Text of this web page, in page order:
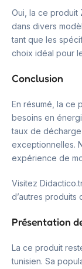
Oui, la ce produit
dans divers
tant que les
choix idéal pour
Conclusion
En résumé, la ce
besoins en
taux de
exceptionnelles.
expérience de
Visitez
d’autres produits
Présentation
La ce produit
tunisien. Sa